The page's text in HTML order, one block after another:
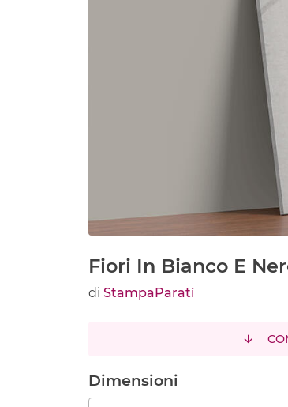
Fiori In Bianco E
di StampaParati
Dimensioni